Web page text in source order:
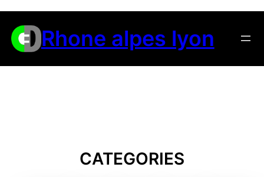
Aller
au
contenu Rhone alpes lyon
CATEGORIES